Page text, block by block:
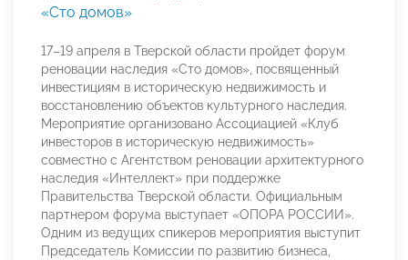
«Сто домов»
17–19 апреля в Тверской области пройдет форум
реновации наследия «Сто домов», посвященный
инвестициям в историческую недвижимость и
восстановлению объектов культурного наследия.
Мероприятие организовано Ассоциацией «Клуб
инвесторов в историческую недвижимость»
совместно с Агентством реновации архитектурного
наследия «Интеллект» при поддержке
Правительства Тверской области. Официальным
партнером форума выступает «ОПОРА РОССИИ».
Одним из ведущих спикеров мероприятия выступит
Председатель Комиссии по развитию бизнеса,